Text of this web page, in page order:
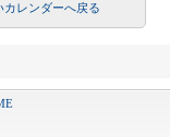
カレンダーへ戻る